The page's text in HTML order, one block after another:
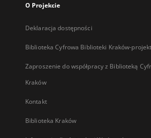
O Projekcie
Deklaracja dostępności
Biblioteka Cyfrowa Biblioteki Kraków-projekt
Zaproszenie do współpracy z Biblioteką
Kraków
Kontakt
Biblioteka Kraków